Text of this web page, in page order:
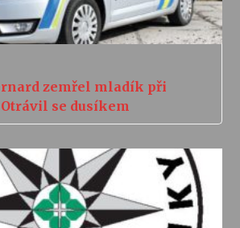
zemřel mladík při
se dusíkem